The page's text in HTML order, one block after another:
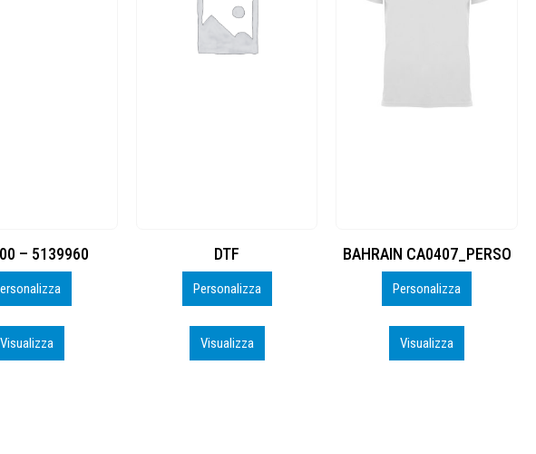
DTF
Personalizza
Visualizza
BAHRAIN CA0407_PERSO
Personalizza
Visualizza
Evolution Kids
Visualizza